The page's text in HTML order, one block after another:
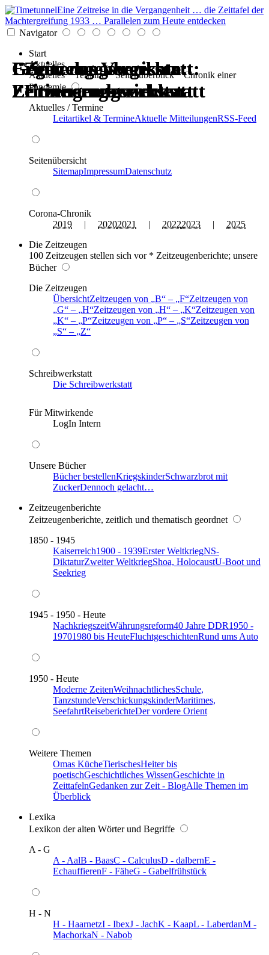
Eine Zeitreise in die Vergangenheit … die Zeittafel der
Machtergreifung 1933 … Parallelen zum Heute entdecken
Navigator
Start
Aktuelles
Aktuelles * Termine * Seitenüberblick * Chronik einer
Pandemie
Aktuelles / Termine
Leitartikel & TermineAktuelle MitteilungenRSS-Feed
Seitenübersicht
SitemapImpressumDatenschutz
Corona-Chronik
2019 | 20202021 | 20222023 | 2025
Die Zeitzeugen
100 Zeitzeugen stellen sich vor * Zeitzeugenberichte; unsere
Bücher
Die Zeitzeugen
ÜbersichtZeitzeugen von B – F Zeitzeugen von
G
– H Zeitzeugen von H – K Zeitzeugen von
K
– P Zeitzeugen von P – S Zeitzeugen von
S
– Z
Schreibwerkstatt
Die Schreibwerkstatt
Für Mitwirkende
LogIn Intern
Unsere Bücher
Bücher bestellenKriegskinderSchwarzbrot mit
ZuckerDennoch gelacht…
Zeitzeugenberichte
Zeitzeugenberichte, zeitlich und thematisch geordnet
1850 - 1945
Kaiserreich1900 - 1939Erster WeltkriegNS-
DiktaturZweiter WeltkriegShoa, HolocaustU-Boot und
Seekrieg
1945 - 1950 - Heute
NachkriegszeitWährungsreform40 Jahre DDR1950 -
19701980 bis HeuteFluchtgeschichtenRund ums Auto
1950 - Heute
Moderne ZeitenWeihnachtlichesSchule,
TanzstundeVerschickungskinderMaritimes,
SeefahrtReiseberichteDer vordere Orient
Weitere Themen
Omas KücheTierischesHeiter bis
poetischGeschichtliches WissenGeschichte in
ZeittafelnGedanken zur Zeit - BlogAlle Themen im
Überblick
Lexika
Lexikon der alten Wörter und Begriffe
A - G
A - AalB - BaasC - CalculusD - dalbernE -
EchauffierenF - FäheG - Gabelfrühstück
H - N
H - HaarnetzI - IbexJ - JachK - KaapL - LaberdanM -
MachorkaN - Nabob
Erinnerungswerkstatt:
Zeitzeugen berichten
Zeitzeugenberichte:
Erinnerungswerkstatt
Gegen das Vergessen:
Erinnerungswerkstatt
Erinnerungswerkstatt:
Zeitzeugen berichten
Zeitzeugenberichte:
Erinnerungswerkstatt
Gegen das Vergessen:
Erinnerungswerkstatt